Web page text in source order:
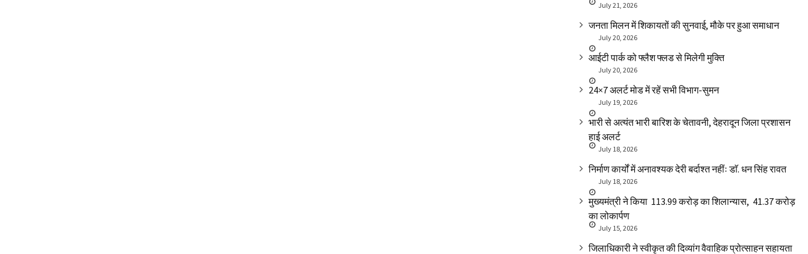
July 21, 2026
जनता मिलन में शिकायतों की सुनवाई, मौके पर हुआ समाधान
July 20, 2026
आईटी पार्क को फ्लैश फ्लड से मिलेगी मुक्ति
July 20, 2026
24×7 अलर्ट मोड में रहें सभी विभाग-सुमन
July 19, 2026
भारी से अत्यंत भारी बारिश के चेतावनी, देहरादून जिला प्रशासन
हाई अलर्ट
July 18, 2026
निर्माण कार्यों में अनावश्यक देरी बर्दाश्त नहींः डाॅ. धन सिंह रावत
July 18, 2026
मुख्यमंत्री ने किया ₹ 113.99 करोड़ का शिलान्यास, ₹ 41.37 करोड़
का लोकार्पण
July 15, 2026
जिलाधिकारी ने स्वीकृत की दिव्यांग वैवाहिक प्रोत्साहन सहायता